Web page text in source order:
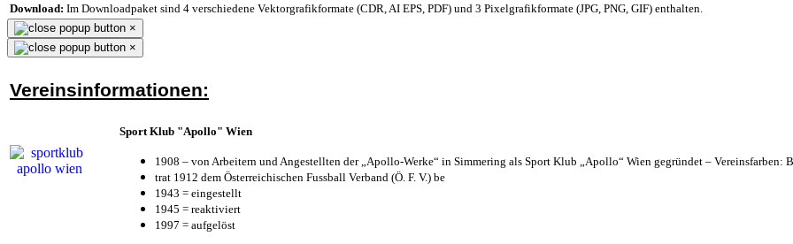
Download: Im Downloadpaket sind 4 verschiedene Vektorgrafikformate (CDR, AI EPS, PDF) und 3 Pixelgrafikformate (JPG, PNG, GIF) enthalten.
×
×
Vereinsinformationen:
Sport Klub "Apollo" Wien
1908 – von Arbeitern und Angestellten der „Apollo-Werke“ in Simmering als Sport Klub „Apollo“ Wien gegründet – Vereinsfarben:
trat 1912 dem Österreichischen Fussball Verband (Ö. F. V.) be
1943 = eingestellt
1945 = reaktiviert
1997 = aufgelöst